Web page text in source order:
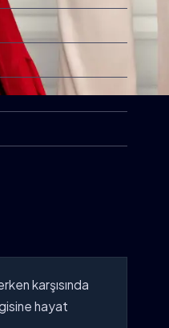
karşısında
hayat